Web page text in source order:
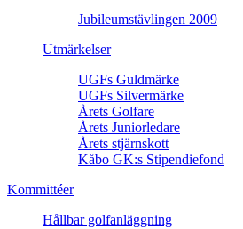
Jubileumstävlingen 2009
Utmärkelser
UGFs Guldmärke
UGFs Silvermärke
Årets Golfare
Årets Juniorledare
Årets stjärnskott
Kåbo GK:s Stipendiefond
Kommittéer
Hållbar golfanläggning